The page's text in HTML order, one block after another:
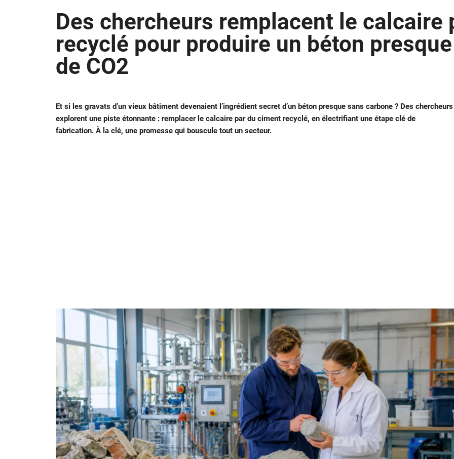
Des chercheurs remplacent le calcaire
recyclé pour produire un béton
de CO2
Et si les gravats d’un vieux bâtiment devenaient l’ingrédient secret d’un béton presque sans carbone ? Des chercheurs
explorent une piste étonnante : remplacer le calcaire par du ciment recyclé, en électrifiant une étape clé de
fabrication. À la clé, une promesse qui bouscule tout un secteur.